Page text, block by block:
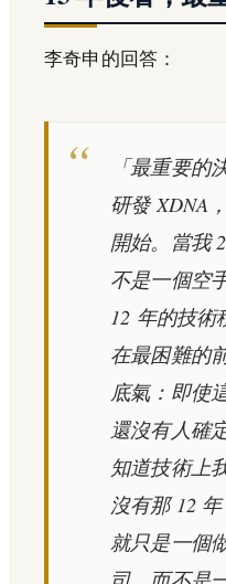
李奇申的回答：
「最重要的
研發 XDNA
開始。當我
不是一個空
12 年的技
在最困難的
底氣：即使
還沒有人確
知道技術上
沒有那 12
就只是一個
司，而不是